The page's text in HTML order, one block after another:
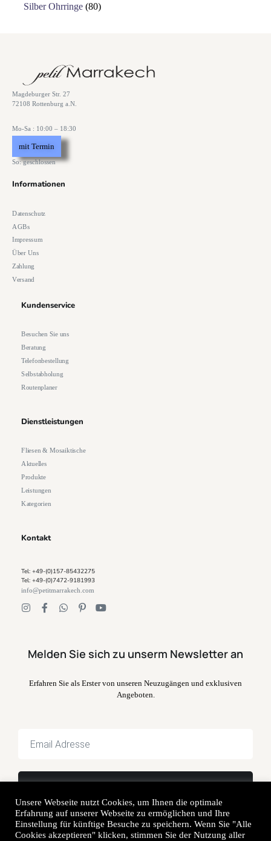
Silber Ohrringe 80
Magdeburger Str. 27
72108 Rottenburg a.N.
Mo-Sa : 10:00 – 18:30
mit Termin
So: geschlossen
Informationen
Datenschutz
AGBs
Impressum
Über Uns
Zahlung
Versand
Kundenservice
Besuchen Sie uns
Beratung
Telefonbestellung
Selbstabholung
Routenplaner
Dienstleistungen
Fliesen & Mosaiktische
Aktuelles
Produkte
Leistungen
Kategorien
Kontakt
Tel: +49-(0)157-85432275
Tel: +49-(0)7472-9181993
info@petitmarrakech.com
Melden Sie sich zu unserm Newsletter an
Erfahren Sie als Erster von unseren Neuzugängen und exklusiven
Angeboten.
Unsere Webseite nutzt Cookies, um Ihnen die optimale
Erfahrung auf unserer Webseite zu ermöglichen und Ihre
Einstellung für künftige Besuche zu speichern. Wenn Sie "Alle
Cookies akzeptieren" klicken, stimmen Sie der Nutzung aller